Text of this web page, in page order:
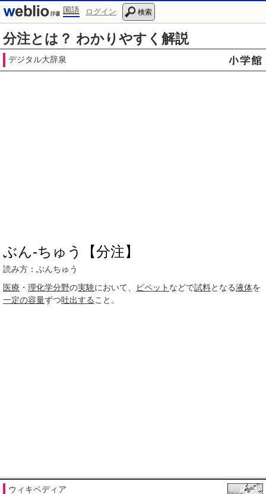
国語 ログイン 検索
分注とは？ わかりやすく解説
デジタル大辞泉
ぶん‐ちゅう【分注】
読み方：ぶんちゅう
医療 ・ 理化学分野の実験において、 ピペット などで試料となる液体を
一定の容量ずつ吐出する こと。
ウィキペディア